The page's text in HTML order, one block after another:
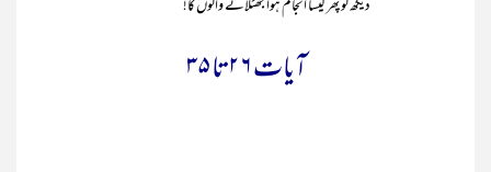
دیکھ لو پھر کیسا انجام ہوا جھٹلانے والوں کا!‘‘
آیات ۲۶تا ۳۵